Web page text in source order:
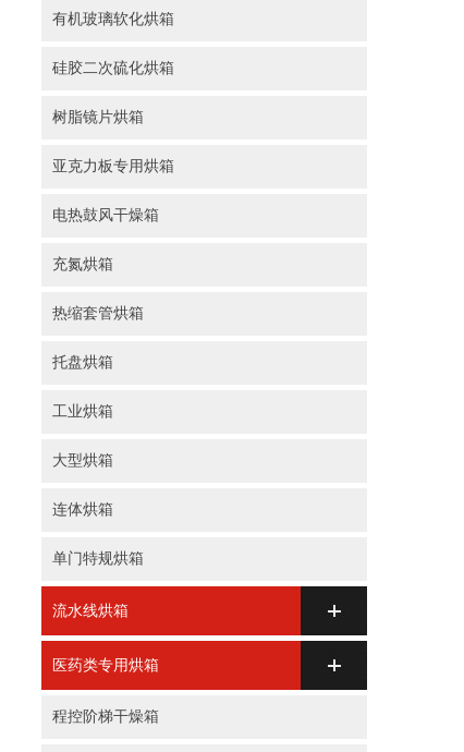
有机玻璃软化烘箱
硅胶二次硫化烘箱
树脂镜片烘箱
亚克力板专用烘箱
电热鼓风干燥箱
充氮烘箱
热缩套管烘箱
托盘烘箱
工业烘箱
大型烘箱
连体烘箱
单门特规烘箱
流水线烘箱
医药类专用烘箱
程控阶梯干燥箱